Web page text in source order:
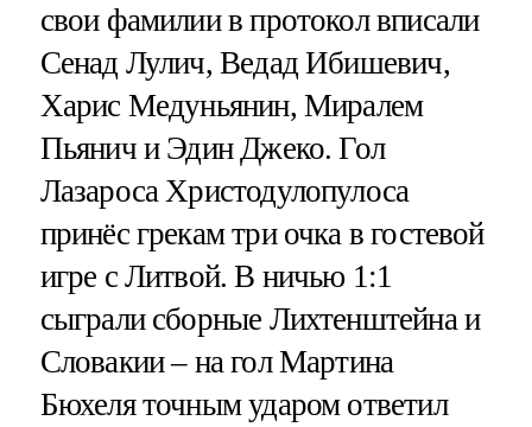
свои фамилии в протокол вписали
Сенад Лулич, Ведад Ибишевич,
Харис Медуньянин, Миралем
Пьянич и Эдин Джеко. Гол
Лазароса Христодулопулоса
принёс грекам три очка в гостевой
игре с Литвой. В ничью 1:1
сыграли сборные Лихтенштейна и
Словакии – на гол Мартина
Бюхеля точным ударом ответил